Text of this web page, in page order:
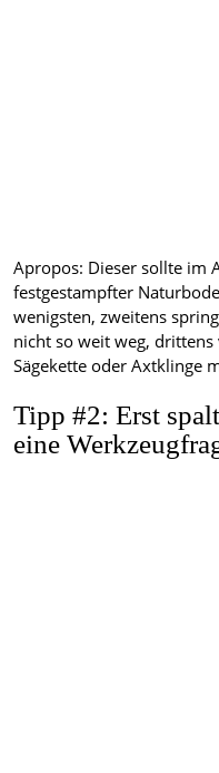
Apropos: Dieser sollte im
festgestampfter
wenigsten, zweitens
nicht so weit weg,
Sägekette oder Axtklinge
Tipp #2: Erst
eine